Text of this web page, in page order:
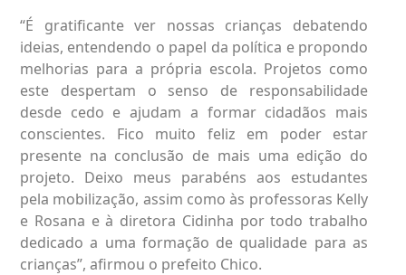
“É gratificante ver nossas crianças debatendo
ideias, entendendo o papel da política e propondo
melhorias para a própria escola. Projetos como
este despertam o senso de responsabilidade
desde cedo e ajudam a formar cidadãos mais
conscientes. Fico muito feliz em poder estar
presente na conclusão de mais uma edição do
projeto. Deixo meus parabéns aos estudantes
pela mobilização, assim como às professoras Kelly
e Rosana e à diretora Cidinha por todo trabalho
dedicado a uma formação de qualidade para as
crianças”, afirmou o prefeito Chico.